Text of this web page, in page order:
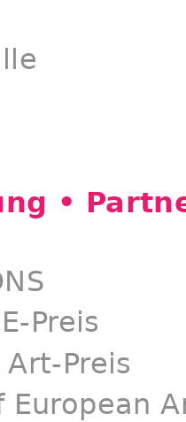
•
Preis
Preis
European